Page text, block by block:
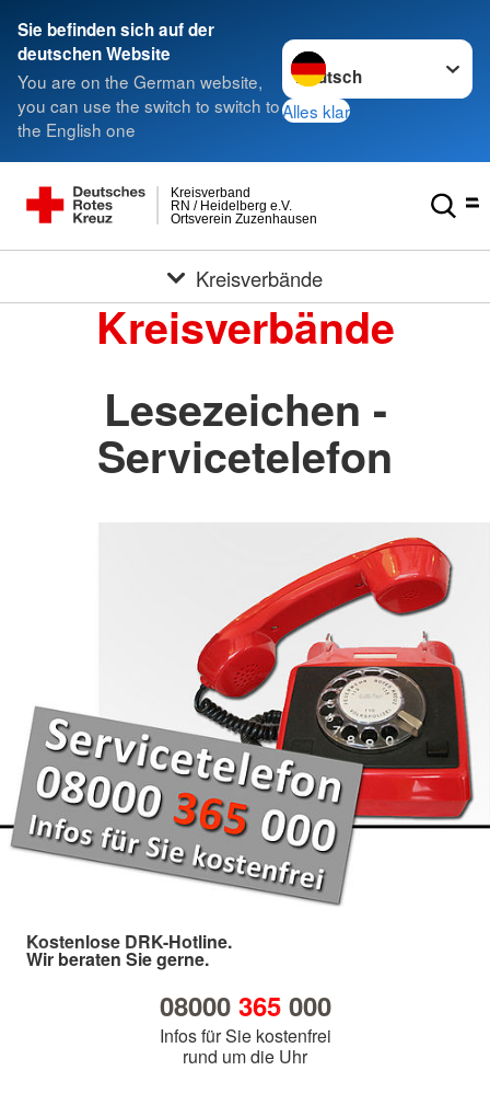
Sie befinden sich auf der
deutschen Website
You are on the German website,
you can use the switch to switch to
the English one
Sprache wechseln zu
Alles klar
Ortsverein Zuzenhausen
RN / Heidelberg e.V.
Kreisverband
Kreisverbände
Kreisverbände
Lesezeichen -
Servicetelefon
Kostenlose DRK-Hotline.
Wir beraten Sie gerne.
08000 365000
Infos für Sie kostenfrei
rund um die Uhr